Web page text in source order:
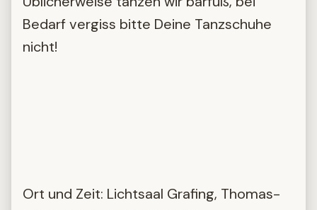
Bedarf vergiss bitte Deine Tanzschuhe
nicht!
Ort und Zeit: Lichtsaal Grafing, Thomas-